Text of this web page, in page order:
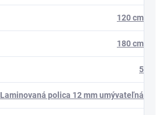
120 cm
180 cm
5
Laminovaná polica 12 mm umývateľná